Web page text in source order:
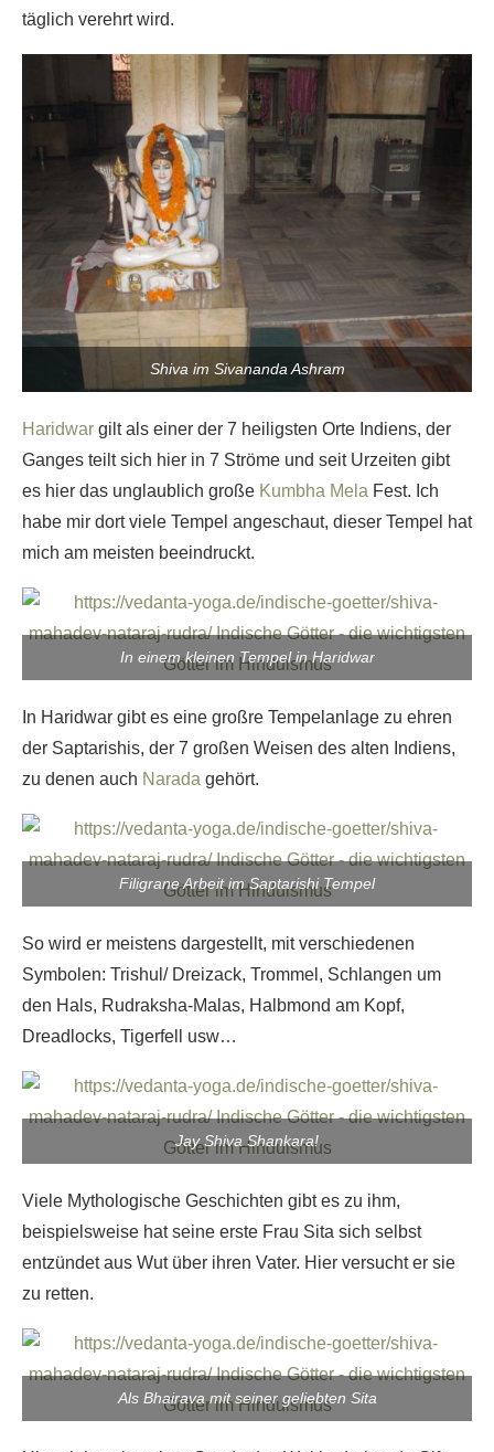
täglich verehrt wird.
Shiva im Sivananda Ashram
Haridwar gilt als einer der 7 heiligsten Orte Indiens, der
Ganges teilt sich hier in 7 Ströme und seit Urzeiten gibt
es hier das unglaublich große Kumbha Mela Fest. Ich
habe mir dort viele Tempel angeschaut, dieser Tempel hat
mich am meisten beeindruckt.
In einem kleinen Tempel in Haridwar
In Haridwar gibt es eine großre Tempelanlage zu ehren
der Saptarishis, der 7 großen Weisen des alten Indiens,
zu denen auch Narada gehört.
Filigrane Arbeit im Saptarishi Tempel
So wird er meistens dargestellt, mit verschiedenen
Symbolen: Trishul/ Dreizack, Trommel, Schlangen um
den Hals, Rudraksha-Malas, Halbmond am Kopf,
Dreadlocks, Tigerfell usw…
Jay Shiva Shankara!
Viele Mythologische Geschichten gibt es zu ihm,
beispielsweise hat seine erste Frau Sita sich selbst
entzündet aus Wut über ihren Vater. Hier versucht er sie
zu retten.
Als Bhairava mit seiner geliebten Sita